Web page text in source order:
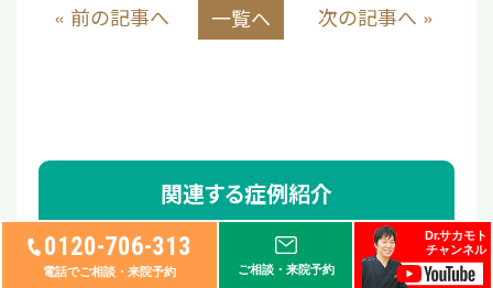
0120-706-313
電話でご相談・来院予約 ご相談・来院予約
Dr.サカモト
チャンネル
« 前の記事へ 一覧へ 次の記事へ »
関連する症例紹介